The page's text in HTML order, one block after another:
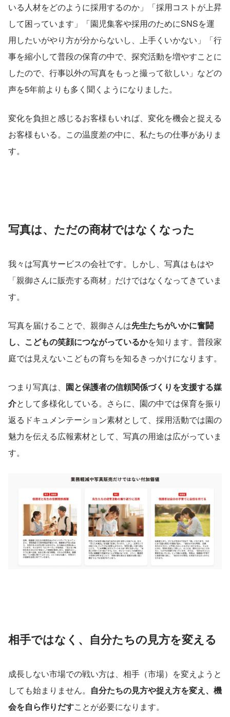
いる人材をどのように採用するのか」「採用コストが上昇
して困っています」「園児集客や採用のためにSNSを運
用したいがやり方が分からないし、上手くいかない」「行
事を縮小して普段の保育の中で、探究活動を増やすことに
したので、行事以外の写真をもっと撮って欲しい」などの
声を5年前よりも多く聞くようになりました。
変化を負担と感じるお客様もいれば、変化を機会と捉える
お客様もいる。この温度差の中に、私たちの仕事がありま
す。
写真は、ただの商材ではなくなった
我々は写真サービスの会社です。しかし、写真はもはや
「親御さんに販売する商材」だけではなくなってきていま
す。
写真を届けることで、親御さんは先生たちがいかに奮闘
し、こどもの笑顔につながっているかを知ります。普段家
庭では見えないこどもの育ちを知るきっかけになります。
つまり写真は、 園と保護者の信頼関係づくりを支援する媒
介として多様化している。さらに、園の中では保育を振り
返るドキュメンテーション素材として、採用活動では園の
魅力を伝える広報素材として、写真の用途は広がっていま
す。
相手ではなく、自分たちの見方を変える
成長しない市場での戦い方は、相手（市場）を変えようと
しても始まりません。 自分たちの見方や捉え方を変え、機
会を自ら作りだすことが必要になります。